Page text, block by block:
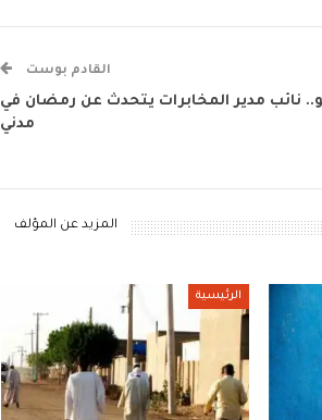
القادم بوست
نائب مدير المخابرات يتحدث عن رمضان في
مدني
المزيد عن المؤلف
الرئيسية